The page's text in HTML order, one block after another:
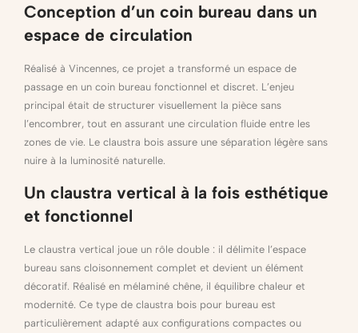
Conception d’un coin bureau dans un
espace de circulation
Réalisé à Vincennes, ce projet a transformé un espace de
passage en un coin bureau fonctionnel et discret. L’enjeu
principal était de structurer visuellement la pièce sans
l’encombrer, tout en assurant une circulation fluide entre les
zones de vie. Le claustra bois assure une séparation légère sans
nuire à la luminosité naturelle.
Un claustra vertical à la fois esthétique
et fonctionnel
Le claustra vertical joue un rôle double : il délimite l’espace
bureau sans cloisonnement complet et devient un élément
décoratif. Réalisé en mélaminé chêne, il équilibre chaleur et
modernité. Ce type de claustra bois pour bureau est
particulièrement adapté aux configurations compactes ou